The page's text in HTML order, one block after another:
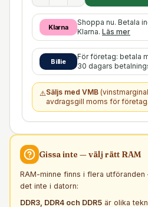
Klarna
Shoppa nu. Betala
Klarna. Läs mer
Billie
För företag: betala
30 dagars
⚠️Säljs med VMB
avdragsgill moms för företag.
Gissa inte — välj rätt RAM
RAM-minne finns i flera
det inte i datorn:
DDR3, DDR4 och DDR5 är olika